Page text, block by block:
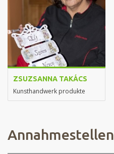
ZSUZSANNA TAKÁCS
Kunsthandwerk produkte
Annahmestellen